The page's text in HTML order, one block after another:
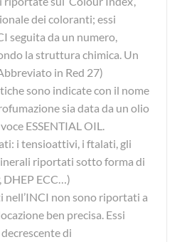
dei coloranti; essi
seguita da un numero,
la struttura chimica. Un
in Red 27)
sono indicate con il nome
sia data da un olio
ESSENTIAL OIL.
i tensioattivi, i ftalati, gli
riportati sotto forma di
DHEP ECC…)
non sono riportati a
ben precisa. Essi
di